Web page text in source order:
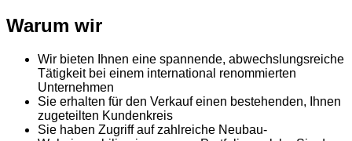
Warum wir
Wir bieten Ihnen eine spannende, abwechslungsreiche
Tätigkeit bei einem international renommierten
Unternehmen
Sie erhalten für den Verkauf einen bestehenden, Ihnen
zugeteilten Kundenkreis
Sie haben Zugriff auf zahlreiche Neubau-